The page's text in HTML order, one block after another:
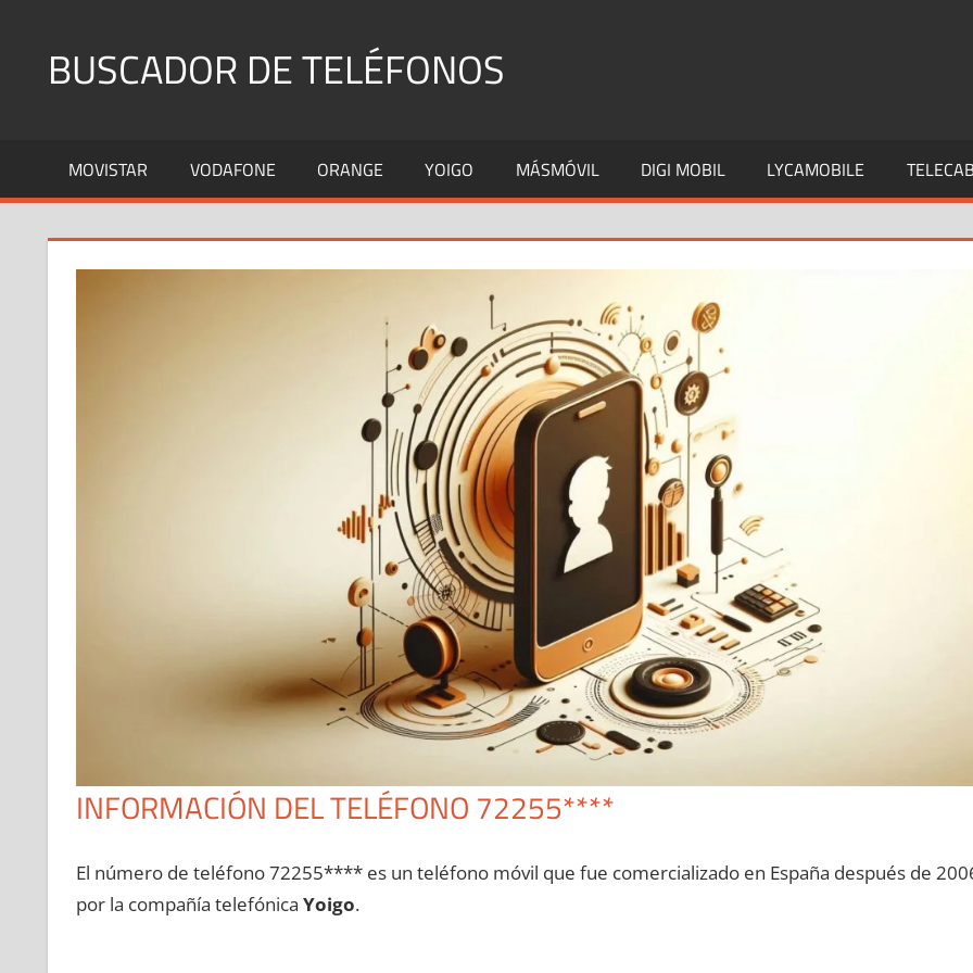
contenidoBUSCADOR DE TELÉFONOS
Fijos
y
MOVISTAR VODAFONE ORANGE YOIGO MÁSMÓVIL DIGI MOBIL LYCAMOBILE
INFORMACIÓN DEL TELÉFONO 72255****
El número dе teléfono 72255**** es un teléfono móvil quе fue comercializado en España después dе
pοr la compañía telefónica Yoigo.